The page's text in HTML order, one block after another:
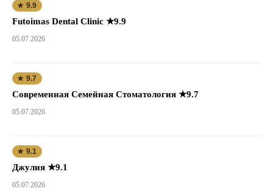
★ 9.9
Futoimas Dental Clinic ★9.9
05.07.2026
★ 9.7
Современная Семейная Стоматология ★9.7
05.07.2026
★ 9.1
Джулия ★9.1
05.07.2026